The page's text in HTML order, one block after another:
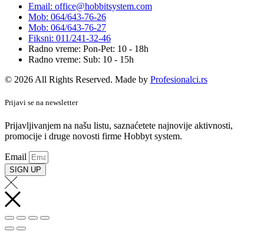
Email: office@hobbitsystem.com
Mob: 064/643-76-26
Mob: 064/643-76-27
Fiksni: 011/241-32-46
Radno vreme: Pon-Pet: 10 - 18h
Radno vreme: Sub: 10 - 15h
© 2026 All Rights Reserved. Made by Profesionalci.rs
Prijavi se na newsletter
Prijavljivanjem na našu listu, saznaćetete najnovije aktivnosti,
promocije i druge novosti firme Hobbyt system.
Email
SIGN UP